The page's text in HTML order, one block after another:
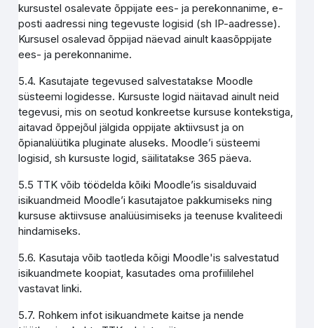
kursustel osalevate õppijate ees- ja perekonnanime, e-
posti aadressi ning tegevuste logisid (sh IP-aadresse).
Kursusel osalevad õppijad näevad ainult kaasõppijate
ees- ja perekonnanime.
5.4. Kasutajate tegevused salvestatakse Moodle
süsteemi logidesse. Kursuste logid näitavad ainult neid
tegevusi, mis on seotud konkreetse kursuse kontekstiga,
aitavad õppejõul jälgida oppijate aktiivsust ja on
õpianalüütika pluginate aluseks. Moodle’i süsteemi
logisid, sh kursuste logid, säilitatakse 365 päeva.
5.5 TTK võib töödelda kõiki Moodle’is sisalduvaid
isikuandmeid Moodle’i kasutajatoe pakkumiseks ning
kursuse aktiivsuse analüüsimiseks ja teenuse kvaliteedi
hindamiseks.
5.6. Kasutaja võib taotleda kõigi Moodle'is salvestatud
isikuandmete koopiat, kasutades oma profiililehel
vastavat linki.
5.7. Rohkem infot isikuandmete kaitse ja nende